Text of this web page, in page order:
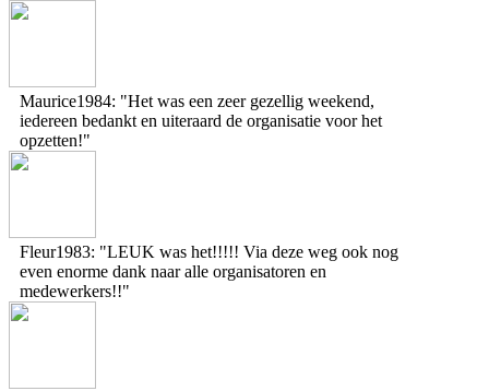
Maurice1984: "Het was een zeer gezellig weekend,
iedereen bedankt en uiteraard de organisatie voor het
opzetten!"
Fleur1983: "LEUK was het!!!!! Via deze weg ook nog
even enorme dank naar alle organisatoren en
medewerkers!!"